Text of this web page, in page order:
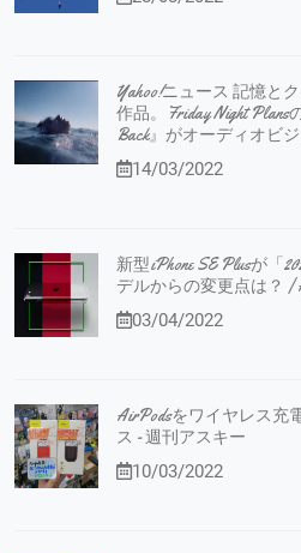
Yahoo!ニュース 記憶と
作品。Friday Night Plans
Back』がオーディオビ
14/03/2022
新型iPhone SE Plusが「
デルからの変更点は？ |
03/04/2022
AirPodsをワイヤレス充
ス - 週刊アスキー
10/03/2022